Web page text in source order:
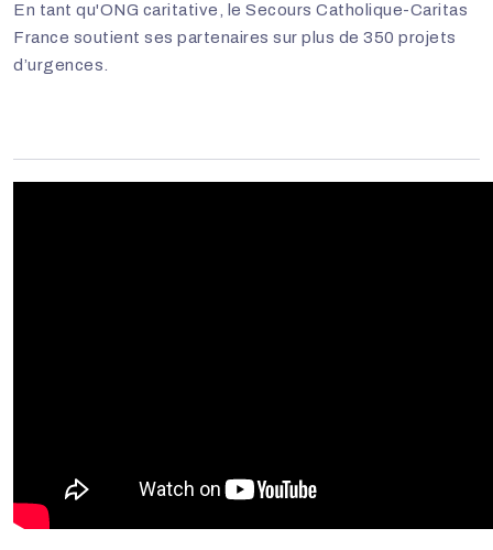
En tant qu'ONG caritative, le Secours Catholique-Caritas
France soutient ses partenaires sur plus de 350 projets
d’urgences.